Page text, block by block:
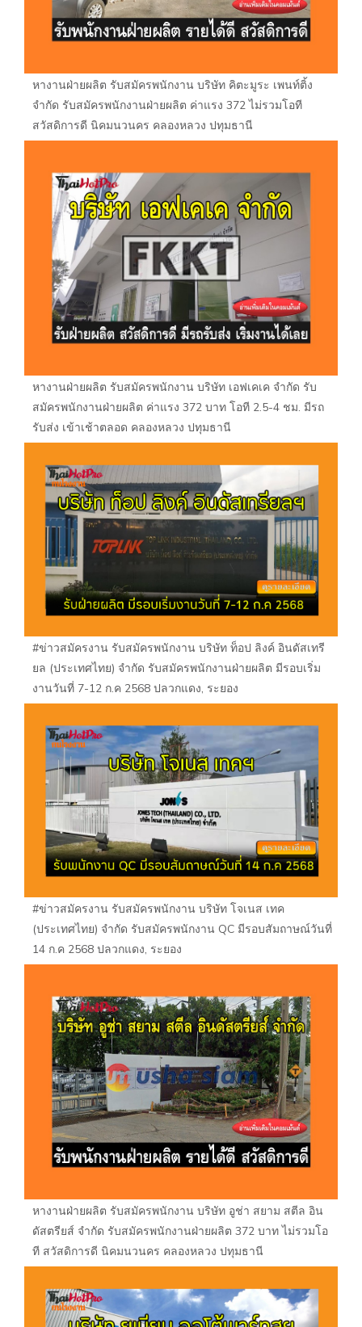
หางานฝ่ายผลิต รับสมัครพนักงาน บริษัท คิตะมูระ เพนท์ติ้ง
จำกัด รับสมัครพนักงานฝ่ายผลิต ค่าแรง 372 ไม่รวมโอที
สวัสดิการดี นิคมนวนคร คลองหลวง ปทุมธานี
หางานฝ่ายผลิต รับสมัครพนักงาน บริษัท เอฟเคเค จำกัด รับ
สมัครพนักงานฝ่ายผลิต ค่าแรง 372 บาท โอที 2.5-4 ชม. มีรถ
รับส่ง เข้าเช้าตลอด คลองหลวง ปทุมธานี
#ข่าวสมัครงาน รับสมัครพนักงาน บริษัท ท็อป ลิงค์ อินดัสเทรี
ยล (ประเทศไทย) จำกัด รับสมัครพนักงานฝ่ายผลิต มีรอบเริ่ม
งานวันที่ 7-12 ก.ค 2568 ปลวกแดง, ระยอง
#ข่าวสมัครงาน รับสมัครพนักงาน บริษัท โจเนส เทค
(ประเทศไทย) จำกัด รับสมัครพนักงาน QC มีรอบสัมถาษณ์วันที่
14 ก.ค 2568 ปลวกแดง, ระยอง
หางานฝ่ายผลิต รับสมัครพนักงาน บริษัท อูช่า สยาม สตีล อิน
ดัสตรียส์ จำกัด รับสมัครพนักงานฝ่ายผลิต 372 บาท ไม่รวมโอ
ที สวัสดิการดี นิคมนวนคร คลองหลวง ปทุมธานี